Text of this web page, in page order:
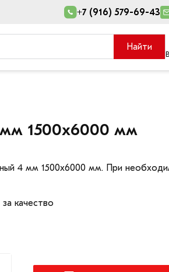
+7 (916) 579-69-43
Найти
мм 1500х6000 мм
4 мм 1500х6000 мм. При
качество